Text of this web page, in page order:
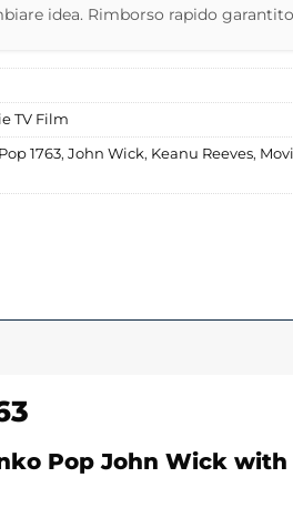
idea. Rimborso rapido
TV Film
1763, John Wick, Keanu Reeves,
Pop John Wick with